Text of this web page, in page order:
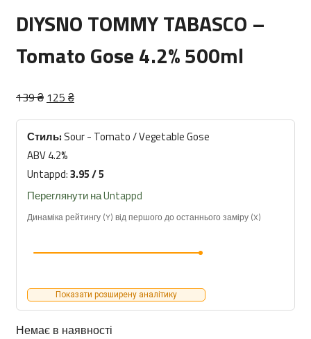
DIYSNO TOMMY TABASCO –
Tomato Gose 4.2% 500ml
139₴ Оригінальна
139 ₴.
125 ₴Поточна
125 ₴.
Стиль: Sour - Tomato / Vegetable Gose
ABV 4.2%
Untappd:3.95 / 5
Переглянути на Untappd
Динаміка рейтингу (Y) від першого до останнього заміру (X)
Показати розширену аналітику
Немає в наявності